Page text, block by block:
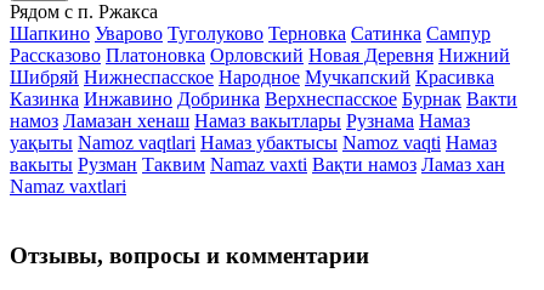
Рядом с п. Ржакса
Шапкино Уварово Туголуково Терновка Сатинка Сампур
Рассказово Платоновка Орловский Новая Деревня Нижний
Шибряй Нижнеспасское Народное Мучкапский Красивка
Казинка Инжавино Добринка Верхнеспасское Бурнак Вакти
намоз Ламазан хенаш Намаз вакытлары Рузнама Намаз
уақыты Namoz vaqtlari Намаз убактысы Namoz vaqti Намаз
вакыты Рузман Таквим Namaz vaxti Вақти намоз Ламаз хан
Namaz vaxtlari
Отзывы, вопросы и комментарии